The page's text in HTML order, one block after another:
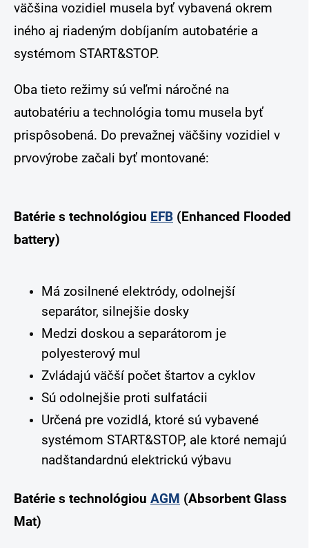
väčšina vozidiel musela byť vybavená okrem
iného aj riadeným dobíjaním autobatérie a
systémom START&STOP.
Oba tieto režimy sú veľmi náročné na
autobatériu a technológia tomu musela byť
prispôsobená. Do prevažnej väčšiny vozidiel v
prvovýrobe začali byť montované:
Batérie s technológiou EFB (Enhanced Flooded
battery)
Má zosilnené elektródy, odolnejší
separátor, silnejšie dosky
Medzi doskou a separátorom je
polyesterový mul
Zvládajú väčší počet štartov a cyklov
Sú odolnejšie proti sulfatácii
Určená pre vozidlá, ktoré sú vybavené
systémom START&STOP, ale ktoré nemajú
nadštandardnú elektrickú výbavu
Batérie s technológiou AGM (Absorbent Glass
Mat)